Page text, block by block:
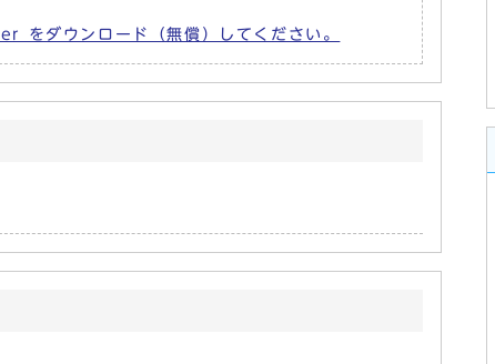
ダウンロード（無償）してください。